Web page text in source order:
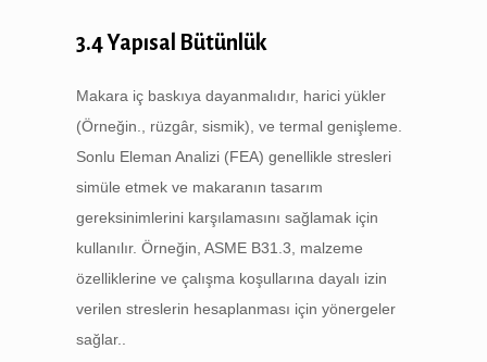
3.4 Yapısal Bütünlük
Makara iç baskıya dayanmalıdır, harici yükler
(Örneğin., rüzgâr, sismik), ve termal genişleme.
Sonlu Eleman Analizi (FEA) genellikle stresleri
simüle etmek ve makaranın tasarım
gereksinimlerini karşılamasını sağlamak için
kullanılır. Örneğin, ASME B31.3, malzeme
özelliklerine ve çalışma koşullarına dayalı izin
verilen streslerin hesaplanması için yönergeler
sağlar..